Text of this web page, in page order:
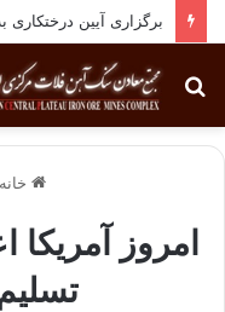
برگزاری آیین درختکاری به یاد ۲۵۸شهید
جستجو
برای
خانه